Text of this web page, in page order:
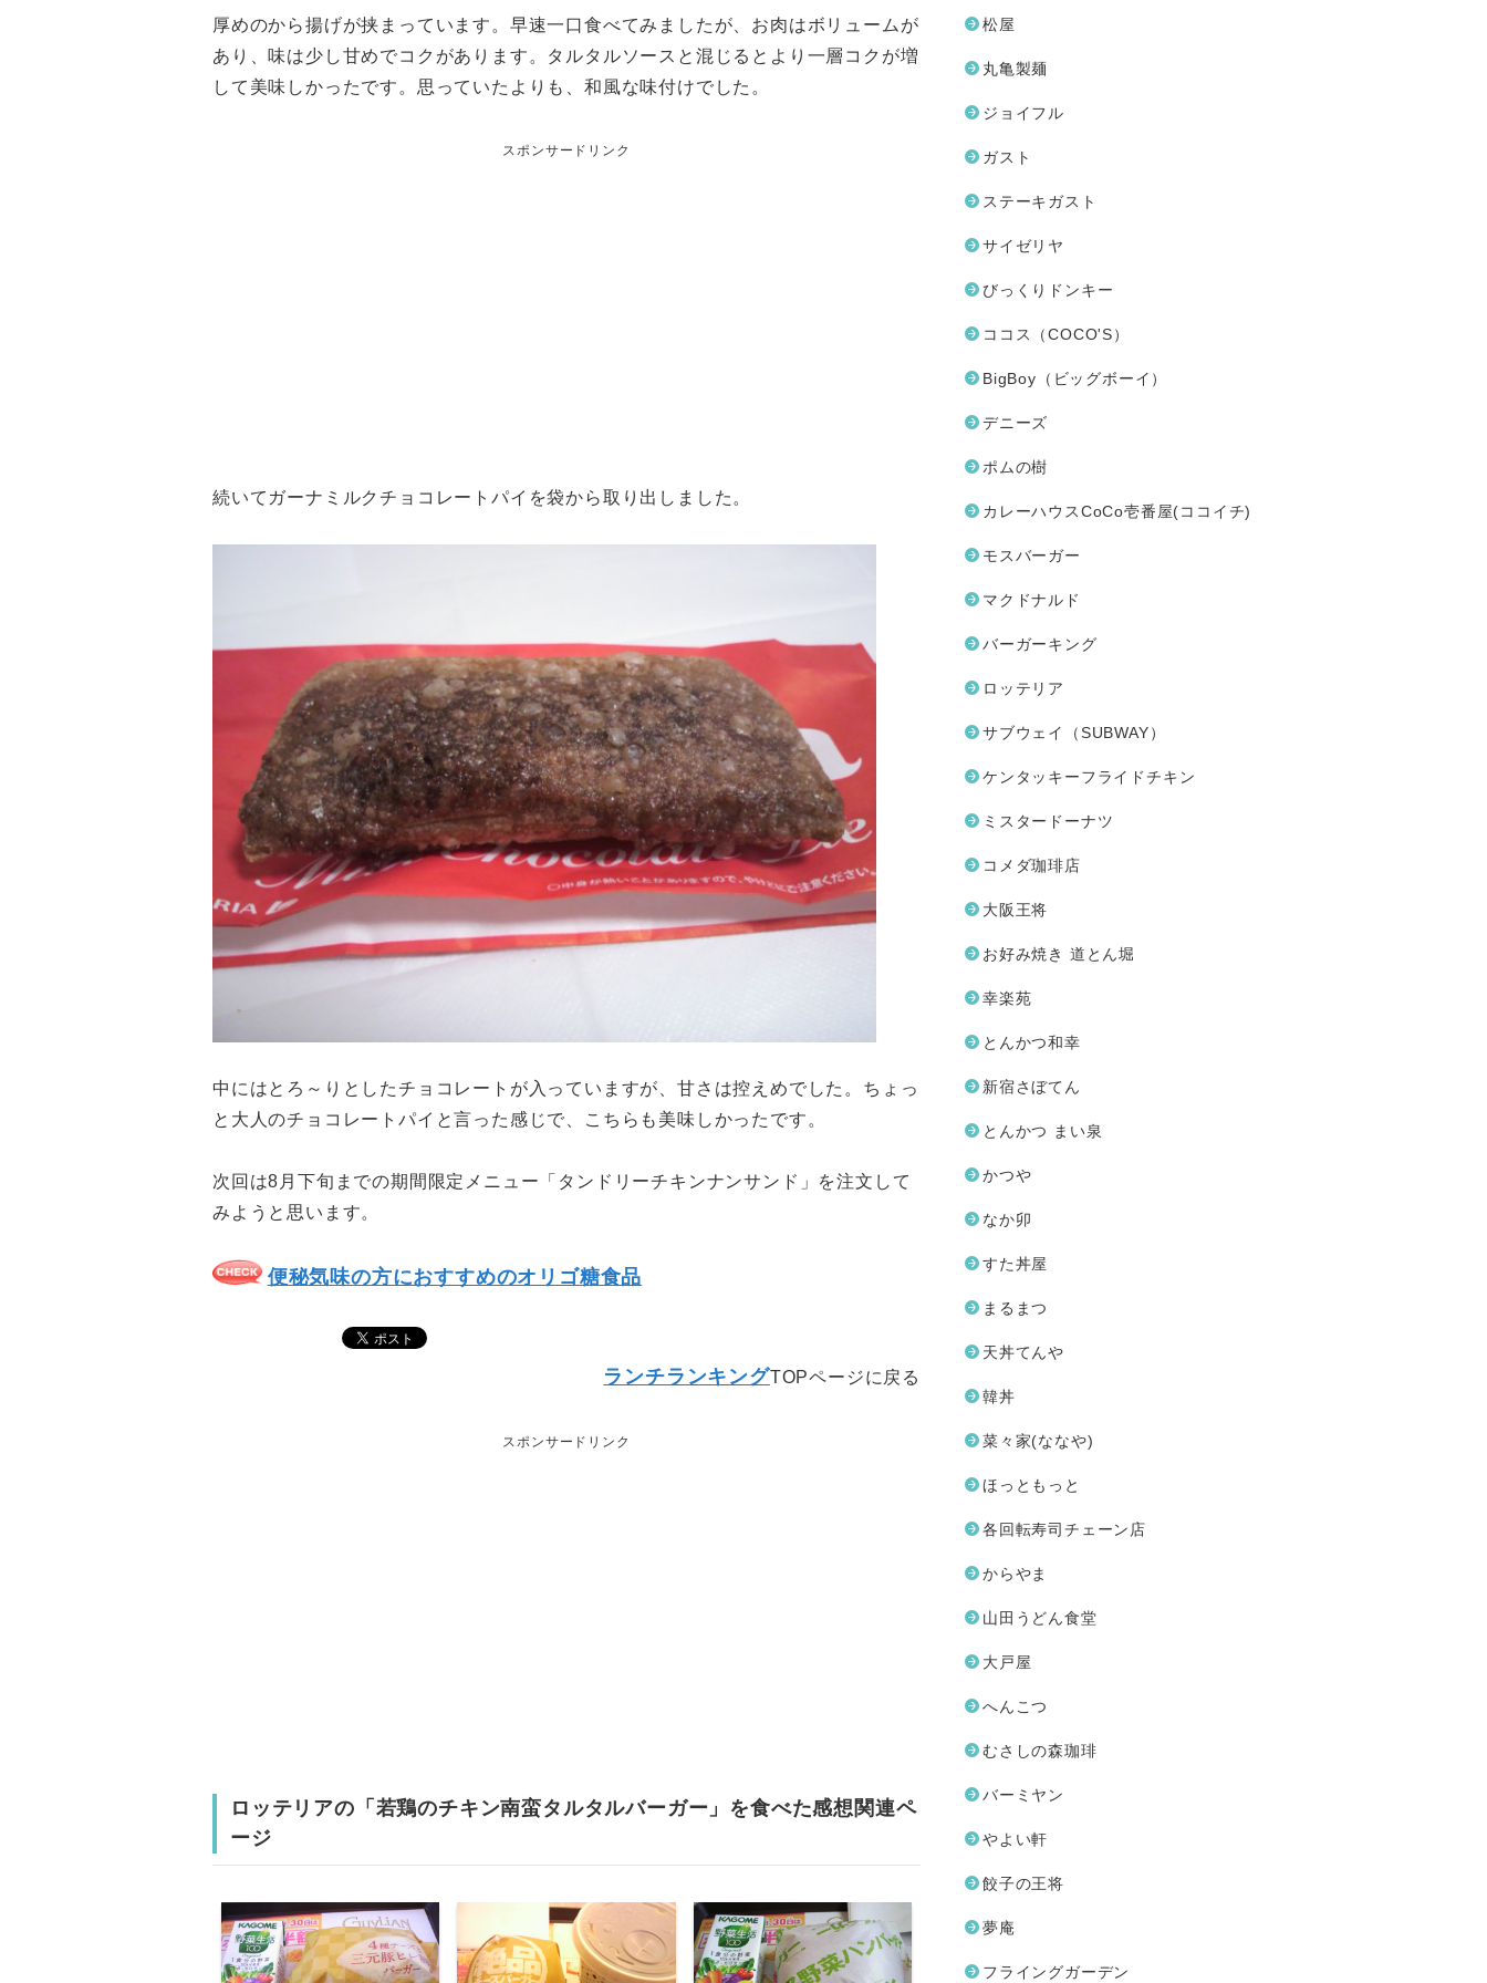
厚めのから揚げが挟まっています。早速一口食べてみましたが、お肉はボリュームが
あり、味は少し甘めでコクがあります。タルタルソースと混じるとより一層コクが増
して美味しかったです。思っていたよりも、和風な味付けでした。
スポンサードリンク
続いてガーナミルクチョコレートパイを袋から取り出しました。
中にはとろ～りとしたチョコレートが入っていますが、甘さは控えめでした。ちょっ
と大人のチョコレートパイと言った感じで、こちらも美味しかったです。
次回は8月下旬までの期間限定メニュー「タンドリーチキンナンサンド」を注文して
みようと思います。
便秘気味の方におすすめのオリゴ糖食品
ランチランキングTOPページに戻る
スポンサードリンク
ロッテリアの「若鶏のチキン南蛮タルタルバーガー」を食べた感想関連ペ
ージ
松屋
丸亀製麺
ジョイフル
ガスト
ステーキガスト
サイゼリヤ
びっくりドンキー
ココス（COCO'S）
BigBoy（ビッグボーイ）
デニーズ
ポムの樹
カレーハウスCoCo壱番屋(ココイチ)
モスバーガー
マクドナルド
バーガーキング
ロッテリア
サブウェイ（SUBWAY）
ケンタッキーフライドチキン
ミスタードーナツ
コメダ珈琲店
大阪王将
お好み焼き 道とん堀
幸楽苑
とんかつ和幸
新宿さぼてん
とんかつ まい泉
かつや
なか卯
すた丼屋
まるまつ
天丼てんや
韓丼
菜々家(ななや)
ほっともっと
各回転寿司チェーン店
からやま
山田うどん食堂
大戸屋
へんこつ
むさしの森珈琲
バーミヤン
やよい軒
餃子の王将
夢庵
フライングガーデン